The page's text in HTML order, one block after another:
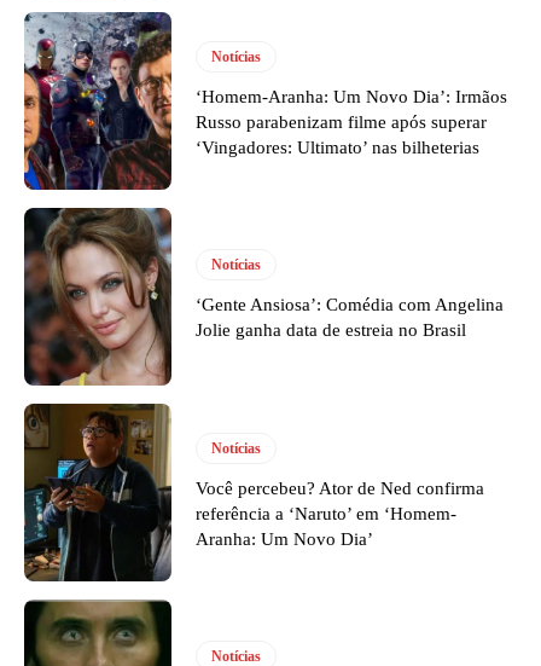
Notícias
‘Homem-Aranha: Um Novo Dia’: Irmãos
Russo parabenizam filme após superar
‘Vingadores: Ultimato’ nas bilheterias
Notícias
‘Gente Ansiosa’: Comédia com Angelina
Jolie ganha data de estreia no Brasil
Notícias
Você percebeu? Ator de Ned confirma
referência a ‘Naruto’ em ‘Homem-
Aranha: Um Novo Dia’
Notícias